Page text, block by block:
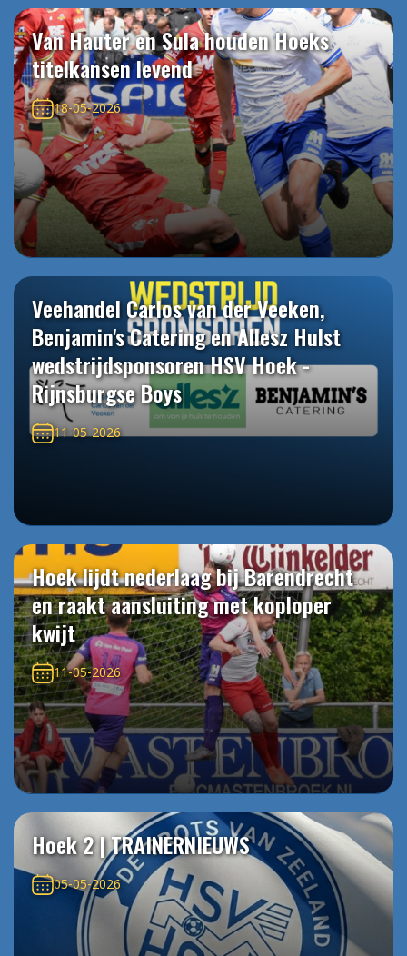
Van Hauter en Sula houden Hoeks
titelkansen levend
18-05-2026
Veehandel Carlos van der Veeken,
Benjamin's Catering en Allesz Hulst
wedstrijdsponsoren HSV Hoek -
Rijnsburgse Boys
11-05-2026
Hoek lijdt nederlaag bij Barendrecht
en raakt aansluiting met koploper
kwijt
11-05-2026
Hoek 2 | TRAINERNIEUWS
05-05-2026